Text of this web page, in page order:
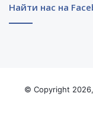
Найти нас на
© Copyright